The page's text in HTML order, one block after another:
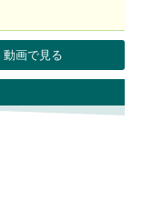
動画で見る